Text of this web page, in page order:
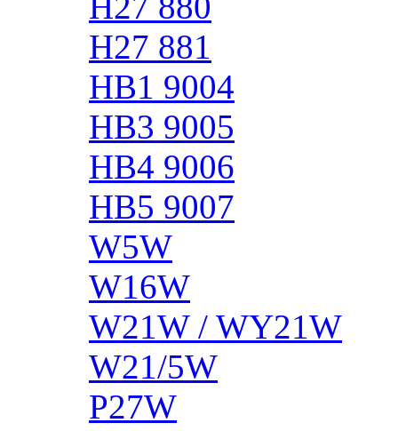
H27 881
HB1 9004
HB3 9005
HB4 9006
HB5 9007
W5W
W16W
W21W / WY21W
W21/5W
P27W